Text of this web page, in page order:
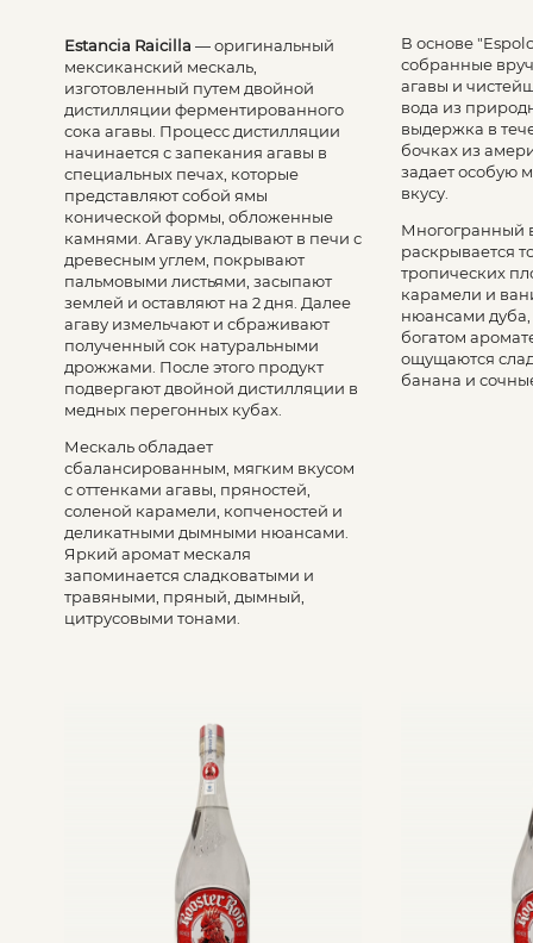
Estancia Raicilla — оригинальный
мексиканский мескаль,
изготовленный путем двойной
дистилляции ферментированного
сока агавы. Процесс дистилляции
начинается с запекания агавы в
специальных печах, которые
представляют собой ямы
конической формы, обложенные
камнями. Агаву укладывают в печи с
древесным углем, покрывают
пальмовыми листьями, засыпают
землей и оставляют на 2 дня. Далее
агаву измельчают и сбраживают
полученный сок натуральными
дрожжами. После этого продукт
подвергают двойной дистилляции в
медных перегонных кубах.
Мескаль обладает
сбалансированным, мягким вкусом
с оттенками агавы, пряностей,
соленой карамели, копченостей и
деликатными дымными нюансами.
Яркий аромат мескаля
запоминается сладковатыми и
травяными, пряный, дымный,
цитрусовыми тонами.
В основе
собранные
агавы и
вода из
выдержка в
бочках из
задает особую
вкусу.
Многогранный
раскрывается
тропических
карамели и
нюансами
богатом
ощущаются
банана и